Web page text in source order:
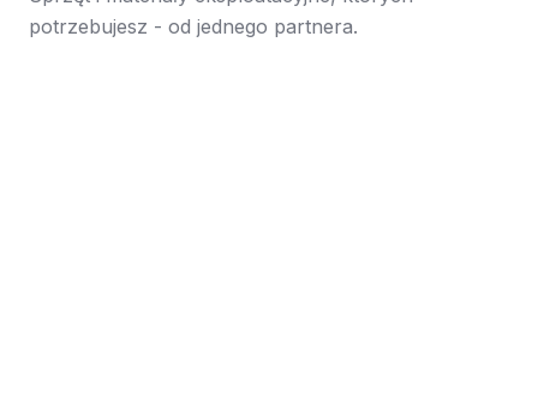
potrzebujesz - od jednego partnera.